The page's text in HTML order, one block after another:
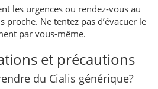
les urgences ou rendez-vous au
proche. Ne tentez pas d’évacuer le
par vous-même.
et précautions
du Cialis générique?